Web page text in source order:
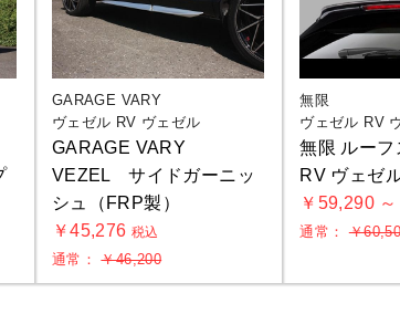
GARAGE VARY
ヴェゼル RV ヴェゼル
GARAGE VARY
VEZEL サイドガーニッ
シュ（FRP製）
￥45,276 税込
通常：￥46,200
無限
ヴェゼル RV
無限 ルー
RV ヴェゼ
￥59,290
通常：￥